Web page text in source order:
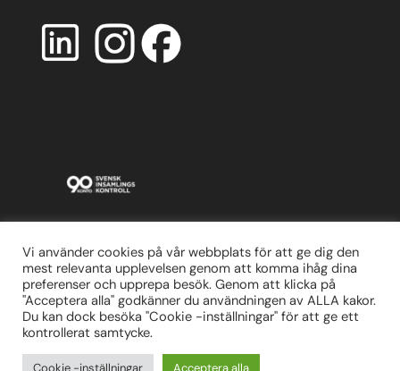
Vi använder cookies på vår webbplats för att ge dig den
mest relevanta upplevelsen genom att komma ihåg dina
preferenser och upprepa besök. Genom att klicka på
"Acceptera alla" godkänner du användningen av ALLA kakor.
Du kan dock besöka "Cookie -inställningar" för att ge ett
kontrollerat samtycke.
Cookie -inställningar Acceptera alla